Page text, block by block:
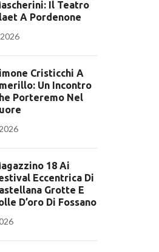
Il Teatro
A Pordenone
Cristicchi A
Un Incontro
Porteremo Nel
18 Ai
Eccentrica Di
Grotte E
D’oro Di Fossano